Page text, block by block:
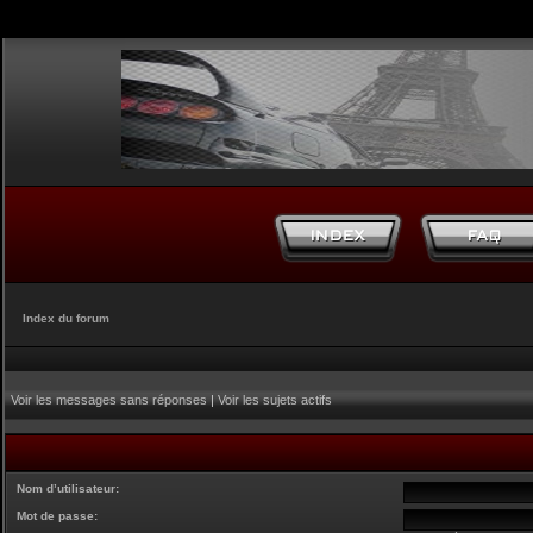
Index du forum
Voir les messages sans réponses|Voir les sujets actifs
Nom d’utilisateur:
Mot de passe: